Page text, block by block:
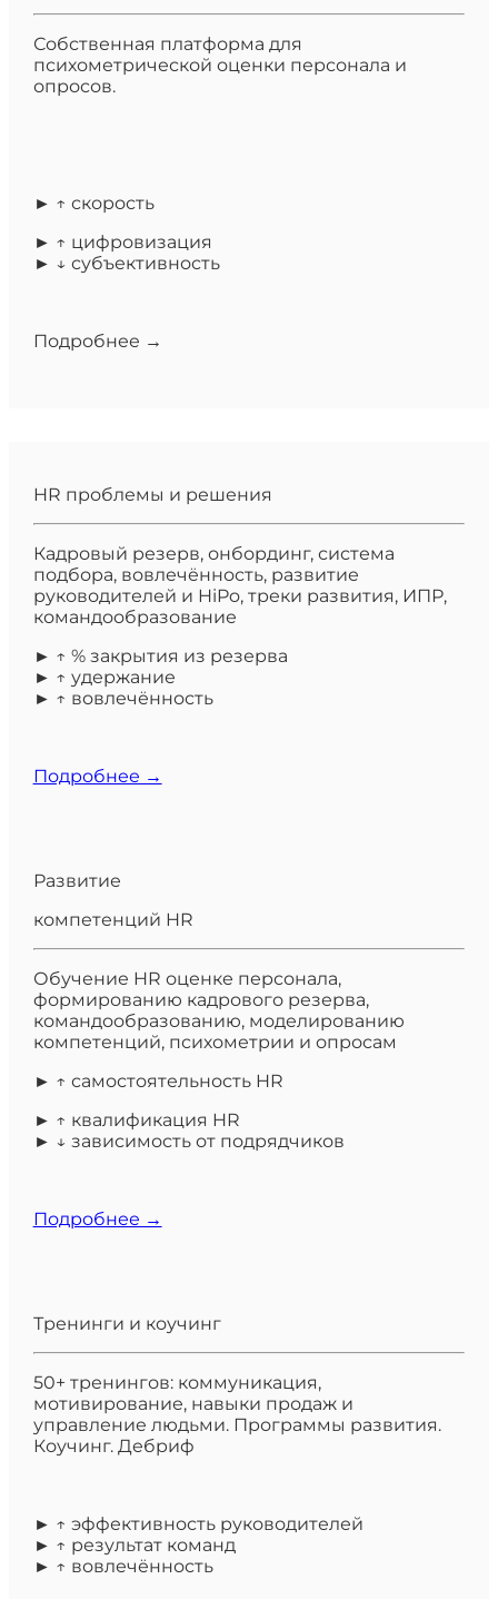
Собственная платформа для
психометрической оценки персонала и
опросов.
► ↑ скорость
► ↑ цифровизация
► ↓ субъективность
Подробнее →
HR проблемы и решения
Кадровый резерв, онбординг, система
подбора, вовлечённость, развитие
руководителей и HiPo, треки развития, ИПР,
командообразование
► ↑ % закрытия из резерва
► ↑ удержание
► ↑ вовлечённость
Подробнее →
Развитие
компетенций HR
Обучение HR оценке персонала,
формированию кадрового резерва,
командообразованию, моделированию
компетенций, психометрии и опросам
► ↑ самостоятельность HR
► ↑ квалификация HR
► ↓ зависимость от подрядчиков
Подробнее →
Тренинги и коучинг
50+ тренингов: коммуникация,
мотивирование, навыки продаж и
управление людьми. Программы развития.
Коучинг. Дебриф
► ↑ эффективность руководителей
► ↑ результат команд
► ↑ вовлечённость